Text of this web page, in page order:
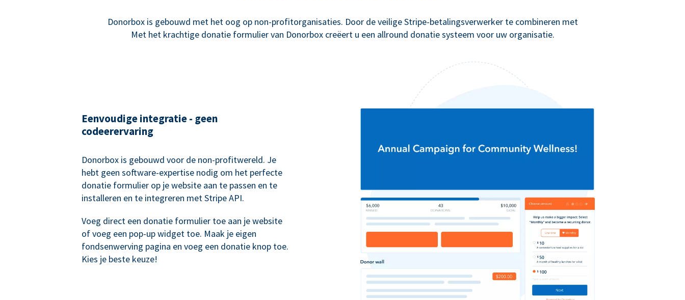
Donorbox is gebouwd met het oog op non-profitorganisaties. Door de veilige Stripe-betalingsverwerker te combineren met
Met het krachtige donatie formulier van Donorbox creëert u een allround donatie systeem voor uw organisatie.
Eenvoudige integratie - geen
codeerervaring
Donorbox is gebouwd voor de non-profitwereld. Je
hebt geen software-expertise nodig om het perfecte
donatie formulier op je website aan te passen en te
installeren en te integreren met Stripe API.
Voeg direct een donatie formulier toe aan je website
of voeg een pop-up widget toe. Maak je eigen
fondsenwerving pagina en voeg een donatie knop toe.
Kies je beste keuze!